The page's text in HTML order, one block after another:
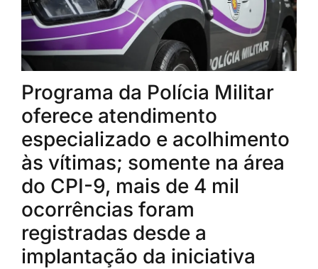
Programa da Polícia Militar
oferece atendimento
especializado e acolhimento
às vítimas; somente na área
do CPI-9, mais de 4 mil
ocorrências foram
registradas desde a
implantação da iniciativa